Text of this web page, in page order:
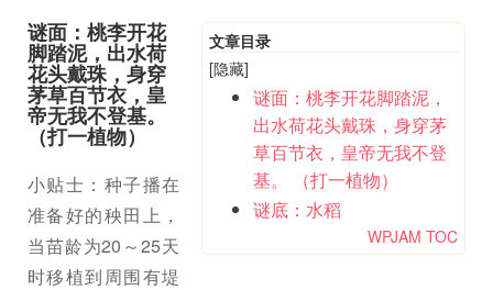
文章目录
[隐藏]
谜面：桃李开花脚踏泥，
出水荷花头戴珠，身穿茅
草百节衣，皇帝无我不登
基。 （打一植物）
谜底：水稻
WPJAM TOC
谜面：桃李开花
脚踏泥，出水荷
花头戴珠，身穿
茅草百节衣，皇
帝无我不登基。
（打一植物）
小贴士：种子播在
准备好的秧田上，
当苗龄为20～25天
时移植到周围有堤